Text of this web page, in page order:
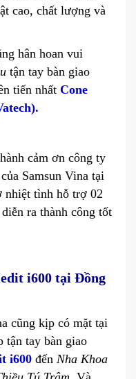
cao, chất lượng và
hân hoan vui
tận tay bàn giao
tiến nhất Cone
cảm ơn công ty
Samsun Vina tại
nhiệt tình hỗ trợ 02
ra thành công tốt
i600 tại Đồng
cũng kịp có mặt tại
tận tay bàn giao
i600 đến Nha Khoa